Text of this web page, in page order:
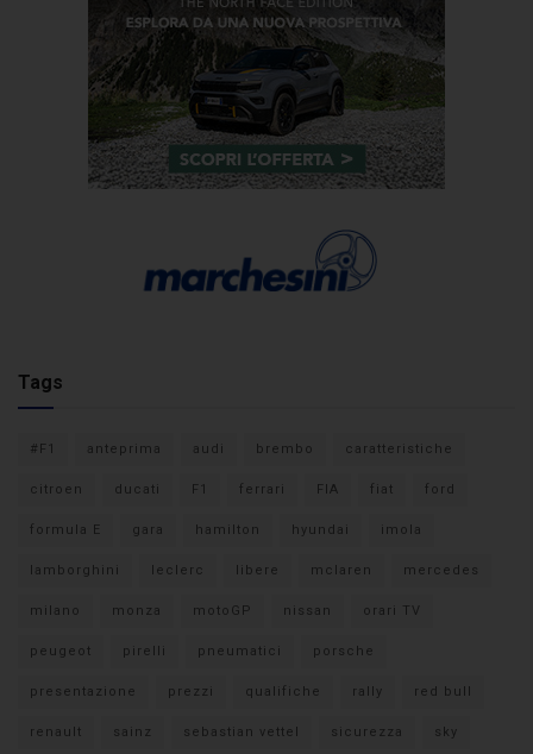
Tags
#F1 anteprima audi brembo caratteristiche
citroen ducati F1 ferrari FIA fiat ford
formula E gara hamilton hyundai imola
lamborghini leclerc libere mclaren mercedes
milano monza motoGP nissan orari TV
peugeot pirelli pneumatici porsche
presentazione prezzi qualifiche rally red bull
renault sainz sebastian vettel sicurezza sky